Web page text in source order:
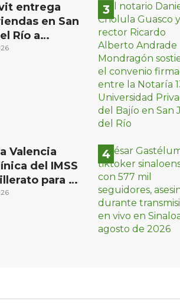
entrega
en San
Río a
de bajos
Valencia
del IMSS
para la
de San